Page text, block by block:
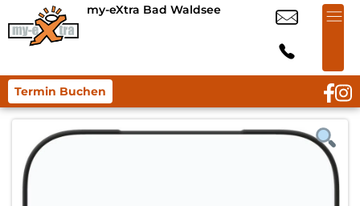
my-eXtra Bad Waldsee
Termin Buchen